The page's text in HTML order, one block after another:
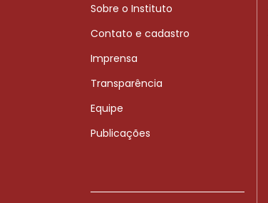
Sobre o Instituto
Contato e cadastro
Imprensa
Transparência
Equipe
Publicações